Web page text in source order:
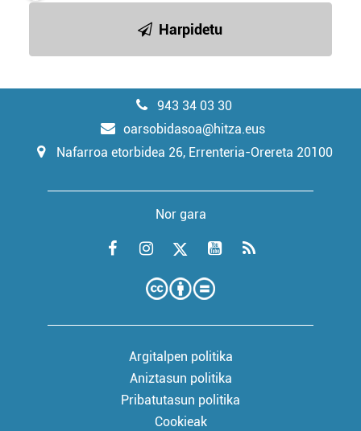
Harpidetu
943 34 03 30
oarsobidasoa@hitza.eus
Nafarroa etorbidea 26, Errenteria-Orereta 20100
Nor gara
Argitalpen politika
Aniztasun politika
Pribatutasun politika
Cookieak